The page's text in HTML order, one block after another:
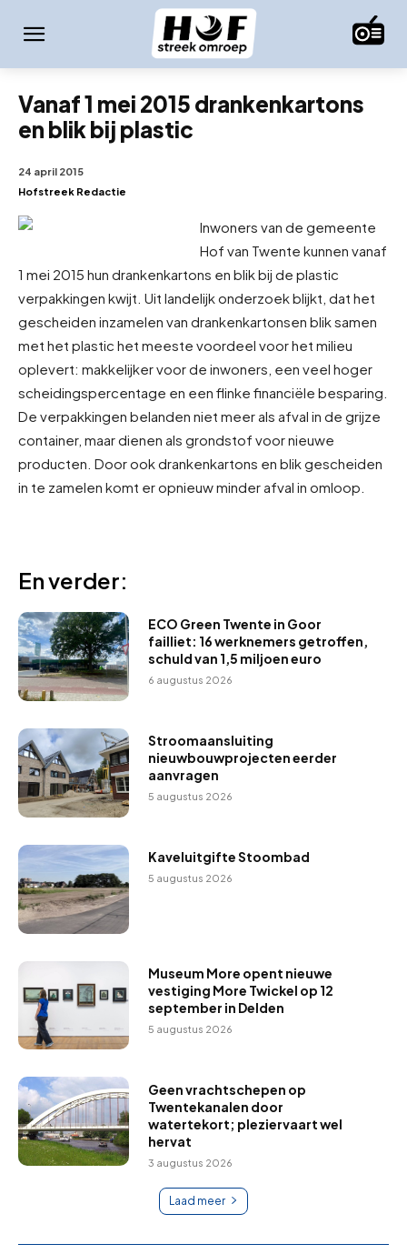
Vanaf 1 mei 2015 drankenkartons
en blik bij plastic
24 april 2015
Hofstreek Redactie
Inwoners van de gemeente
Hof van Twente kunnen vanaf
1 mei 2015 hun drankenkartons en blik bij de plastic
verpakkingen kwijt. Uit landelijk onderzoek blijkt, dat het
gescheiden inzamelen van drankenkartonsen blik samen
met het plastic het meeste voordeel voor het milieu
oplevert: makkelijker voor de inwoners, een veel hoger
scheidingspercentage en een flinke financiële besparing.
De verpakkingen belanden niet meer als afval in de grijze
container, maar dienen als grondstof voor nieuwe
producten. Door ook drankenkartons en blik gescheiden
in te zamelen komt er opnieuw minder afval in omloop.
En verder:
ECO Green Twente in Goor
failliet: 16 werknemers getroffen,
schuld van 1,5 miljoen euro
6 augustus 2026
Stroomaansluiting
nieuwbouwprojecten eerder
aanvragen
5 augustus 2026
Kaveluitgifte Stoombad
5 augustus 2026
Museum More opent nieuwe
vestiging More Twickel op 12
september in Delden
5 augustus 2026
Geen vrachtschepen op
Twentekanalen door
watertekort; pleziervaart wel
hervat
3 augustus 2026
Laad meer